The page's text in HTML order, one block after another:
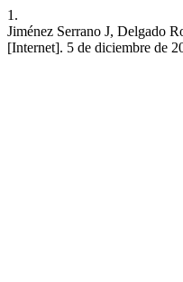
1.
Jiménez Serrano J, Delgado
[Internet]. 5 de diciembre de